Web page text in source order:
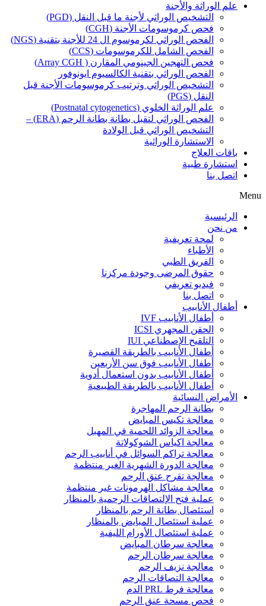
علم الوراثة والأجنة
التشخيص الوراثي لأجنة ما قبل النقل (PGD)
فحص كرموسومات الأجنة (CGH)
الفحص الوراثي لكرموسوم ال 24 للأجنة بتقنية (NGS)
الفحص الشامل للكرموسومات (CCS)
فحص التهجين الجينومي المقارن ( Array CGH)
الفحص الوراثي بتقنية الكالسيوم ايونوفور
التشخيص الوراثي وترتيب كرموسومات الأجنة قبل
النقل (PGS)
علم الوراثة الخلوي (Postnatal cytogenetics)
الفحص الوراثي لتقبل بطانة بطانة الرحم (ERA) –
التشخيص الوراثي قبل الولادة
الاستشارة الوراثية
باقات العلاج
استشارة طبية
اتصل بنا
Menu
الرئيسية
من نحن
لمحة تعريفية
الأطباء
الفريق الطبي
حقوق المرضى وجودة مركزنا
فيديو تعريفي
اتصل بنا
أطفال الأنابيب
أطفال الأنابيب IVF
الحقن المجهري ICSI
التلقيح الإصطناعي IUI
أطفال الأنابيب بالطريقة القصيرة
أطفال الأنابيب فوق سن الأربعين
أطفال الأنابيب بدون استعمال أدوية
أطفال الأنابيب بالطريقة الطبيعية
الأمراض النسائية
بطانة الرحم المهاجرة
معالجة تكيس المبايض
معالجة الزوائد اللحمية في المهبل
معالجة اكياس الشوكولاتة
معالجة تراكم السوائل في أنابيب الرحم
معالجة الدورة الشهرية الغير منتظمة
معالجة تقرح عنق الرحم
معالجة مشاكل الهرمونات غير منتظمة
عملية فتح الإلتصاقات الرحمية بالمنظار
استئصال بطانة الرحم بالمنظار
عملية استئصال المبايض بالمنظار
عملية استئصال الأورام الليفية
معالجة سرطان المبايض
معالجة سرطان الرحم
معالجة نزيف الرحم
معالجة التصاقات الرحم
معالجة فرط PRL الدم
فحص مسحة عنق الرحم